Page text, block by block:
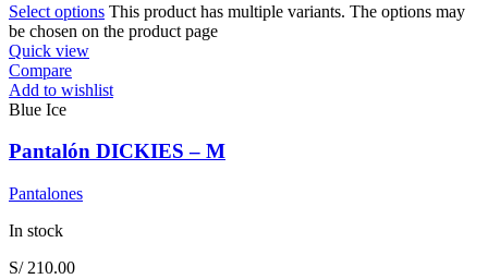
Select options This product has multiple variants. The options may
be chosen on the product page
Quick view
Compare
Add to wishlist
Blue Ice
Pantalón DICKIES – M
Pantalones
In stock
S/210.00